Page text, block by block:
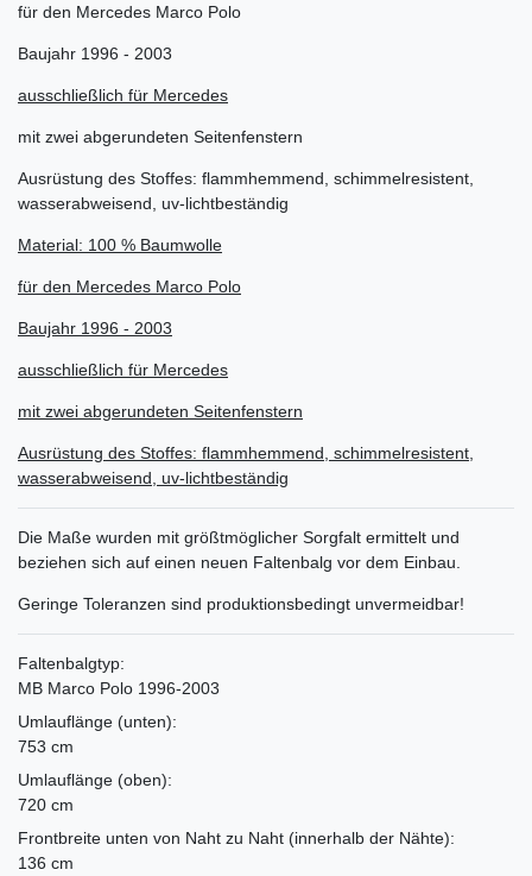
für den Mercedes Marco Polo
Baujahr 1996 - 2003
ausschließlich für Mercedes
mit zwei abgerundeten Seitenfenstern
Ausrüstung des Stoffes: flammhemmend, schimmelresistent,
wasserabweisend, uv-lichtbeständig
Material: 100 % Baumwolle
für den Mercedes Marco Polo
Baujahr 1996 - 2003
ausschließlich für Mercedes
mit zwei abgerundeten Seitenfenstern
Ausrüstung des Stoffes: flammhemmend, schimmelresistent,
wasserabweisend, uv-lichtbeständig
Die Maße wurden mit größtmöglicher Sorgfalt ermittelt und
beziehen sich auf einen neuen Faltenbalg vor dem Einbau.
Geringe Toleranzen sind produktionsbedingt unvermeidbar!
Faltenbalgtyp:
MB Marco Polo 1996-2003
Umlauflänge (unten):
753 cm
Umlauflänge (oben):
720 cm
Frontbreite unten von Naht zu Naht (innerhalb der Nähte):
136 cm